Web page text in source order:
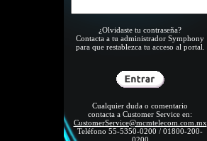
¿Olvidaste tu contraseña?
Contacta a tu administrador Symphony
para que restablezca tu acceso al portal.
Cualquier duda o comentario
contacta a Customer Service en:
CustomerService@mcmtelecom.com.mx
Teléfono 55-5350-0200 / 01800-200-